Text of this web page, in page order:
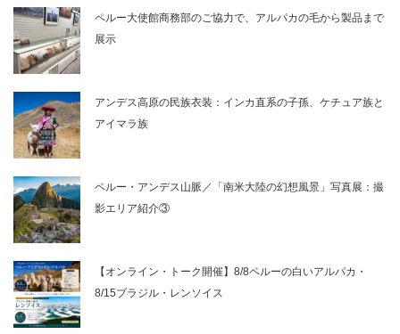
ペルー大使館商務部のご協力で、アルパカの毛から製品まで
展示
アンデス高原の民族衣装：インカ直系の子孫、ケチュア族と
アイマラ族
ペルー・アンデス山脈／「南米大陸の幻想風景」写真展：撮
影エリア紹介③
【オンライン・トーク開催】8/8ペルーの白いアルパカ・
8/15ブラジル・レンソイス